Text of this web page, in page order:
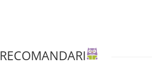
RECOMANDARI